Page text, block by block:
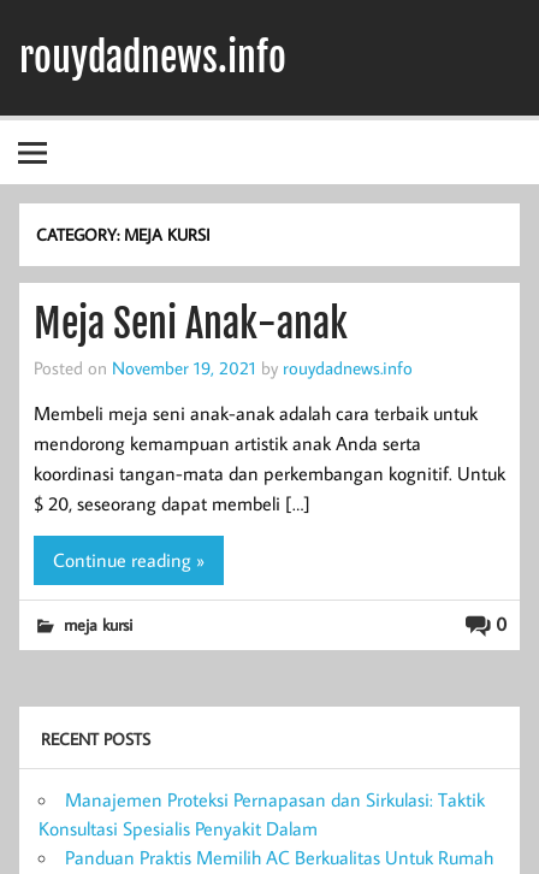
content
rouydadnews.info
CATEGORY: MEJA KURSI
Meja Seni Anak-anak
Posted on November 19, 2021 by rouydadnews.info
Membeli meja seni anak-anak adalah cara terbaik untuk
mendorong kemampuan artistik anak Anda serta
koordinasi tangan-mata dan perkembangan kognitif. Untuk
$ 20, seseorang dapat membeli […]
Continue reading »
0
meja kursi
RECENT POSTS
Manajemen Proteksi Pernapasan dan Sirkulasi: Taktik
Konsultasi Spesialis Penyakit Dalam
Panduan Praktis Memilih AC Berkualitas Untuk Rumah